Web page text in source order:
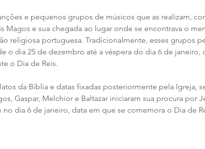
e pequenos grupos de músicos que as realizam,
Magos e sua chegada ao lugar onde se encontrava o
religiosa portuguesa. Tradicionalmente, esses grupos
o dia 25 de dezembro até a véspera do dia 6 de janeiro,
o Dia de Reis.
da Bíblia e datas fixadas posteriormente pela Igreja,
Gaspar, Melchior e Baltazar iniciaram sua procura por
dia 6 de janeiro, data em que se comemora o Dia de